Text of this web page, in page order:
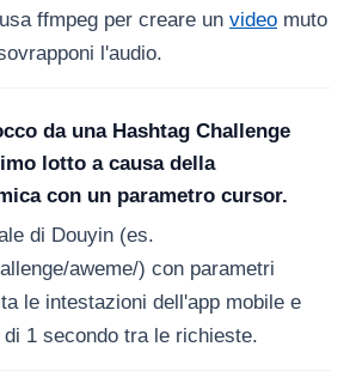
ffmpeg per creare un video muto
l'audio.
da una Hashtag Challenge
lotto a causa della
con un parametro cursor.
di Douyin (es.
aweme/) con parametri
le intestazioni dell'app mobile e
1 secondo tra le richieste.